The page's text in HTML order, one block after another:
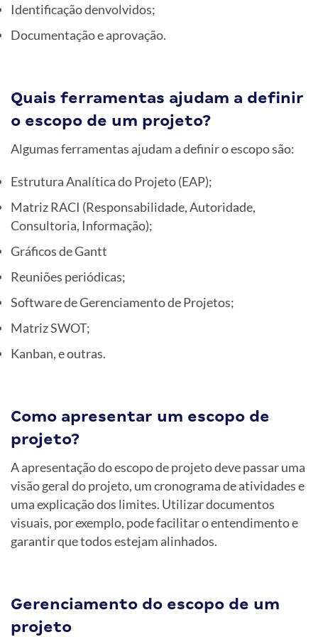
Identificação denvolvidos;
Documentação e aprovação.
Quais ferramentas ajudam a definir
o escopo de um projeto?
Algumas ferramentas ajudam a definir o escopo são:
Estrutura Analítica do Projeto (EAP);
Matriz RACI (Responsabilidade, Autoridade,
Consultoria, Informação);
Gráficos de Gantt
Reuniões periódicas;
Software de Gerenciamento de Projetos;
Matriz SWOT;
Kanban, e outras.
Como apresentar um escopo de
projeto?
A apresentação do escopo de projeto deve passar uma
visão geral do projeto, um cronograma de atividades e
uma explicação dos limites. Utilizar documentos
visuais, por exemplo, pode facilitar o entendimento e
garantir que todos estejam alinhados.
Gerenciamento do escopo de um
projeto